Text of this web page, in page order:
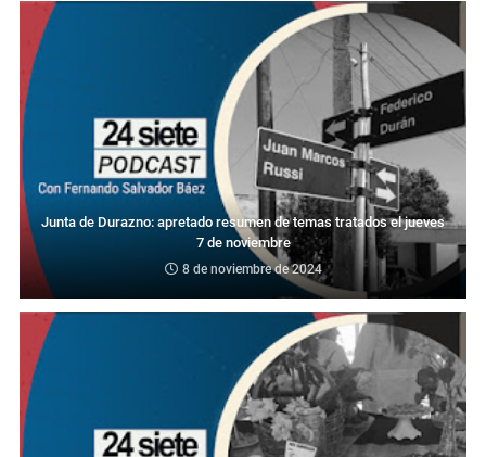
Junta de Durazno: apretado resumen de temas tratados el jueves
7 de noviembre
8 de noviembre de 2024